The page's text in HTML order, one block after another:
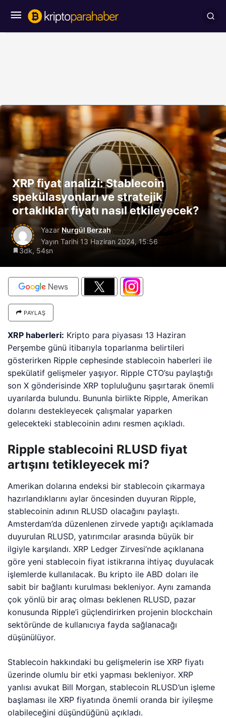
XRP fiyat analizi: Stablecoin
spekülasyonları ve stratejik
ortaklıklar fiyatı nasıl etkileyecek?
Yazar Nurgül Berzah
Yayın Tarihi 13 Haziran 2024, 15:56
3dk, 54sn
PAYLAŞ
XRP haberleri: Kripto para piyasası 13 Haziran
Perşembe günü itibarıyla toparlanma belirtileri
gösterirken Ripple cephesinde stablecoin haberleri ile
spekülatif gelişmeler yaşıyor. Ripple CTO’su paylaştığı
son X gönderisinde XRP topluluğunu şaşırtarak önemli
uyarılarda bulundu. Bununla birlikte Ripple, Amerikan
dolarını destekleyecek çalışmalar yaparken
gelecekteki stablecoinin adını resmen açıkladı.
Ripple stablecoini RLUSD fiyat
artışını tetikleyecek mi?
Amerikan dolarına endeksi bir stablecoin çıkarmaya
hazırlandıklarını aylar öncesinden duyuran Ripple,
stablecoinin adının RLUSD olacağını paylaştı.
Amsterdam’da düzenlenen zirvede yaptığı açıklamada
duyurulan RLUSD, yatırımcılar arasında büyük bir
ilgiyle karşılandı. XRP Ledger Zirvesi’nde açıklanana
göre yeni stablecoin fiyat istikrarına ihtiyaç duyulacak
işlemlerde kullanılacak. Bu kripto ile ABD doları ile
sabit bir bağlantı kurulması bekleniyor. Aynı zamanda
çok yönlü bir araç olması beklenen RLUSD, pazar
konusunda Ripple’i güçlendirirken projenin blockchain
sektöründe de kullanıcıya fayda sağlanacağı
düşünülüyor.
Stablecoin hakkındaki bu gelişmelerin ise XRP fiyatı
üzerinde olumlu bir etki yapması bekleniyor. XRP
yanlısı avukat Bill Morgan, stablecoin RLUSD’un işleme
başlaması ile XRP fiyatında önemli oranda bir iyileşme
olabileceğini düşündüğünü açıkladı.